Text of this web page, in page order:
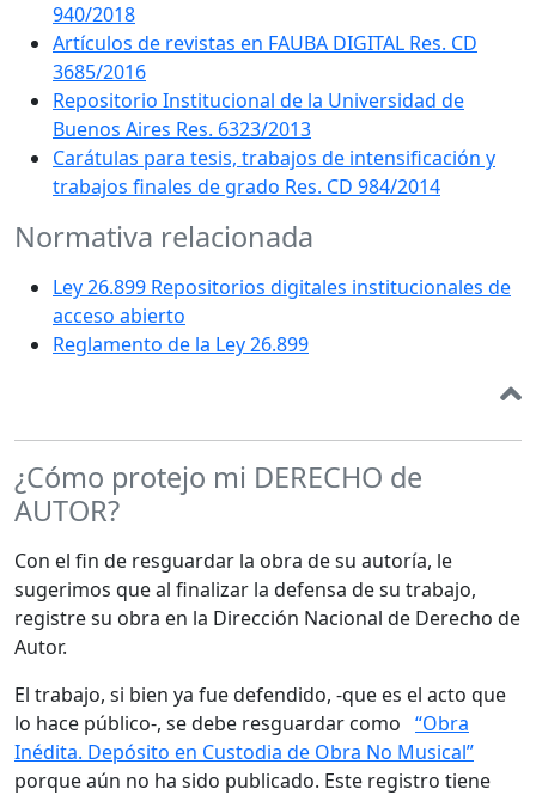
940/2018
Artículos de revistas en FAUBA DIGITAL Res. CD
3685/2016
Repositorio Institucional de la Universidad de
Buenos Aires Res. 6323/2013
Carátulas para tesis, trabajos de intensificación y
trabajos finales de grado Res. CD 984/2014
Normativa relacionada
Ley 26.899 Repositorios digitales institucionales de
acceso abierto
Reglamento de la Ley 26.899
¿Cómo protejo mi DERECHO de
AUTOR?
Con el fin de resguardar la obra de su autoría, le
sugerimos que al finalizar la defensa de su trabajo,
registre su obra en la Dirección Nacional de Derecho de
Autor.
El trabajo, si bien ya fue defendido, -que es el acto que
lo hace público-, se debe resguardar como “Obra
Inédita. Depósito en Custodia de Obra No Musical”
porque aún no ha sido publicado. Este registro tiene